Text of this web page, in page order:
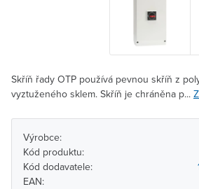
Skříň řady OTP používá pevnou skříň z
vyztuženého sklem. Skříň je chráněna p...
Výrobce:
Kód produktu:
Kód dodavatele:
EAN: